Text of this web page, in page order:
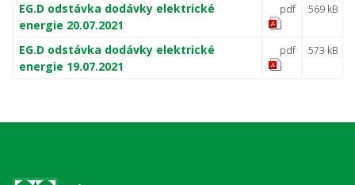
EG.D odstávka dodávky elektrické
energie 20.07.2021
pdf 569 kB
EG.D odstávka dodávky elektrické
energie 19.07.2021
pdf 573 kB